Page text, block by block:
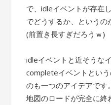
で、idleイベントが存在
でどうするか、という
(前置き長すぎだろうｗ)
idleイベントと近そうな
completeイベントとい
のも一つのアイデアです
地図のロードが完全に終